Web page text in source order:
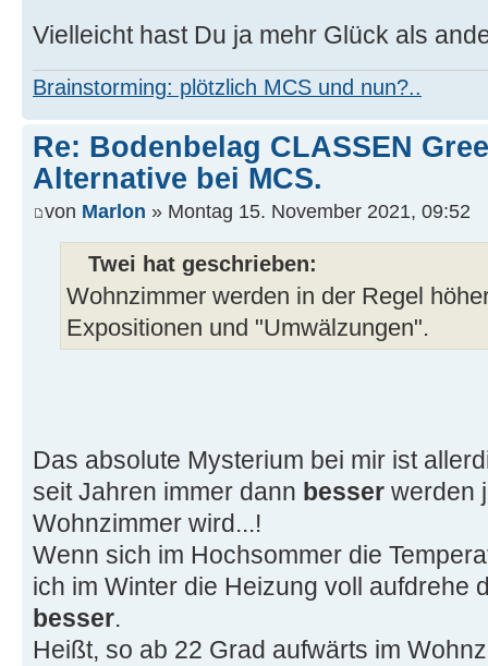
Vielleicht hast Du ja mehr Glück als
Brainstorming: plötzlich MCS und nun?..
Re: Bodenbelag CLASSEN
Alternative bei MCS.
von Marlon » Montag 15. November 2021, 09:52
Twei hat geschrieben:
Wohnzimmer werden in der Regel
Expositionen und "Umwälzungen".
Das absolute Mysterium bei mir ist
seit Jahren immer dann besser werden
Wohnzimmer wird...!
Wenn sich im Hochsommer die
ich im Winter die Heizung voll aufdrehe
besser.
Heißt, so ab 22 Grad aufwärts im